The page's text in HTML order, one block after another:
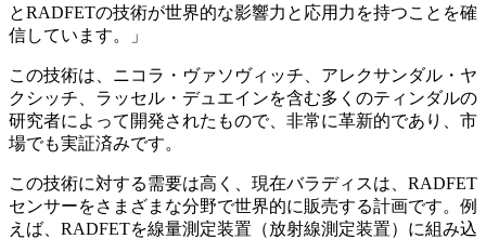
とRADFETの技術が世界的な影響力と応用力を持つことを確
信しています。」
この技術は、ニコラ・ヴァソヴィッチ、アレクサンダル・ヤ
クシッチ、ラッセル・デュエインを含む多くのティンダルの
研究者によって開発されたもので、非常に革新的であり、市
場でも実証済みです。
この技術に対する需要は高く、現在バラディスは、RADFET
センサーをさまざまな分野で世界的に販売する計画です。例
えば、RADFETを線量測定装置（放射線測定装置）に組み込